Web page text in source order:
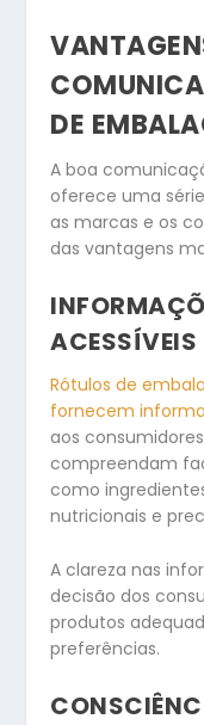
DE
A boa
oferece uma
as marcas e os
das vantagens
ACESSÍVEIS
Rótulos de
fornecem
aos
compreendam
como
nutricionais e
A clareza nas
decisão dos
produtos
preferências.